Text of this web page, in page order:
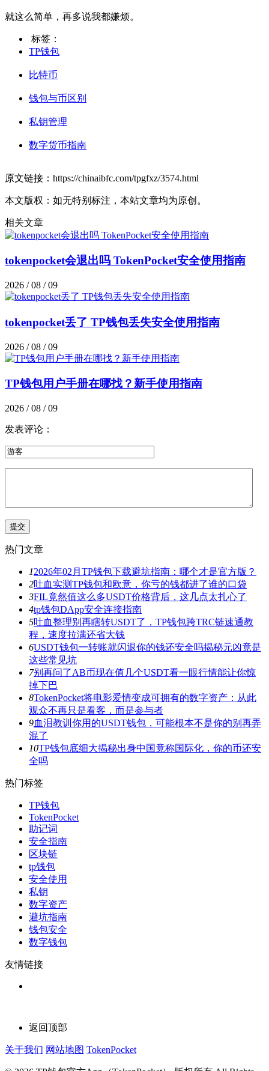
就这么简单，再多说我都嫌烦。
标签：
TP钱包
比特币
钱包与币区别
私钥管理
数字货币指南
原文链接：https://chinaibfc.com/tpgfxz/3574.html
本文版权：如无特别标注，本站文章均为原创。
相关文章
tokenpocket会退出吗 TokenPocket安全使用指南
2026 / 08 / 09
tokenpocket丢了 TP钱包丢失安全使用指南
2026 / 08 / 09
TP钱包用户手册在哪找？新手使用指南
2026 / 08 / 09
发表评论：
热门文章
12026年02月TP钱包下载避坑指南：哪个才是官方版？
2吐血实测TP钱包和欧意，你亏的钱都进了谁的口袋
3FIL竟然值这么多USDT价格背后，这几点太扎心了
4tp钱包DApp安全连接指南
5吐血整理别再瞎转USDT了，TP钱包跨TRC链速通教
程，速度拉满还省大钱
6USDT钱包一转账就闪退你的钱还安全吗揭秘元凶竟是
这些常见坑
7别再问了AB币现在值几个USDT看一眼行情能让你惊
掉下巴
8TokenPocket将电影爱情变成可拥有的数字资产：从此
观众不再只是看客，而是参与者
9血泪教训你用的USDT钱包，可能根本不是你的别再弄
混了
10TP钱包底细大揭秘出身中国竟称国际化，你的币还安
全吗
热门标签
TP钱包
TokenPocket
助记词
安全指南
区块链
tp钱包
安全使用
私钥
数字资产
避坑指南
钱包安全
数字钱包
友情链接
返回顶部
关于我们 网站地图 TokenPocket